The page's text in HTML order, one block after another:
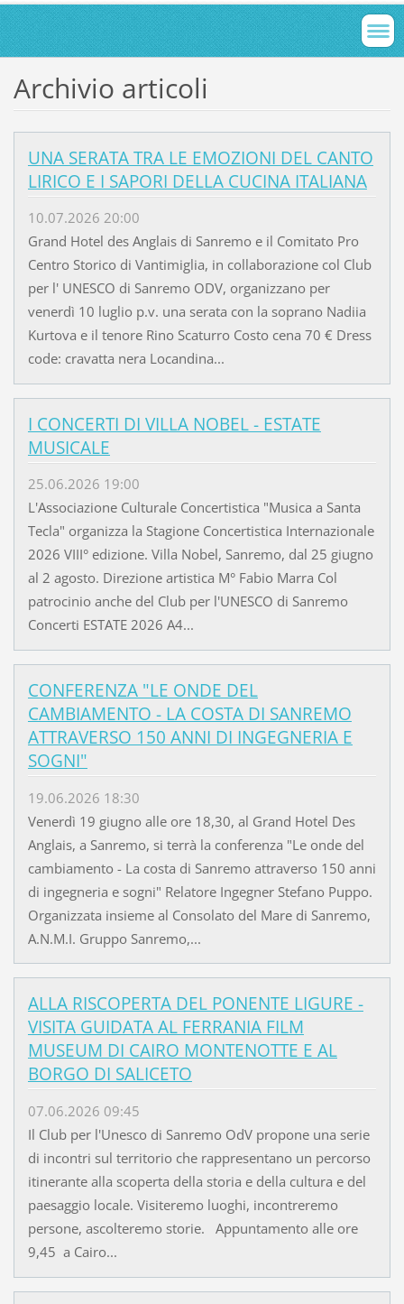
Archivio articoli
UNA SERATA TRA LE EMOZIONI DEL CANTO
LIRICO E I SAPORI DELLA CUCINA ITALIANA
10.07.2026 20:00
Grand Hotel des Anglais di Sanremo e il Comitato Pro
Centro Storico di Vantimiglia, in collaborazione col Club
per l' UNESCO di Sanremo ODV, organizzano per
venerdì 10 luglio p.v. una serata con la soprano Nadiia
Kurtova e il tenore Rino Scaturro Costo cena 70 € Dress
code: cravatta nera Locandina...
I CONCERTI DI VILLA NOBEL - ESTATE
MUSICALE
25.06.2026 19:00
L'Associazione Culturale Concertistica "Musica a Santa
Tecla" organizza la Stagione Concertistica Internazionale
2026 VIII° edizione. Villa Nobel, Sanremo, dal 25 giugno
al 2 agosto. Direzione artistica M° Fabio Marra Col
patrocinio anche del Club per l'UNESCO di Sanremo
Concerti ESTATE 2026 A4...
CONFERENZA "LE ONDE DEL
CAMBIAMENTO - LA COSTA DI SANREMO
ATTRAVERSO 150 ANNI DI INGEGNERIA E
SOGNI"
19.06.2026 18:30
Venerdì 19 giugno alle ore 18,30, al Grand Hotel Des
Anglais, a Sanremo, si terrà la conferenza "Le onde del
cambiamento - La costa di Sanremo attraverso 150 anni
di ingegneria e sogni" Relatore Ingegner Stefano Puppo.
Organizzata insieme al Consolato del Mare di Sanremo,
A.N.M.I. Gruppo Sanremo,...
ALLA RISCOPERTA DEL PONENTE LIGURE -
VISITA GUIDATA AL FERRANIA FILM
MUSEUM DI CAIRO MONTENOTTE E AL
BORGO DI SALICETO
07.06.2026 09:45
Il Club per l'Unesco di Sanremo OdV propone una serie
di incontri sul territorio che rappresentano un percorso
itinerante alla scoperta della storia e della cultura e del
paesaggio locale. Visiteremo luoghi, incontreremo
persone, ascolteremo storie. Appuntamento alle ore
9,45 a Cairo...